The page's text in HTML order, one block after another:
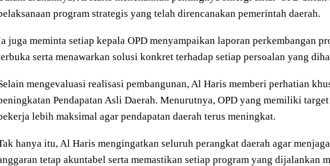
program strategis yang telah direncanakan pemerintah daerah.
juga meminta setiap kepala OPD menyampaikan laporan perkembangan
serta menawarkan solusi konkret terhadap setiap persoalan yang
mengevaluasi realisasi pembangunan, Al Haris memberi perhatian
Pendapatan Asli Daerah. Menurutnya, OPD yang memiliki
lebih maksimal agar pendapatan daerah terus meningkat.
hanya itu, Al Haris mengingatkan seluruh perangkat daerah agar
tetap akuntabel serta memastikan setiap program yang dijalankan